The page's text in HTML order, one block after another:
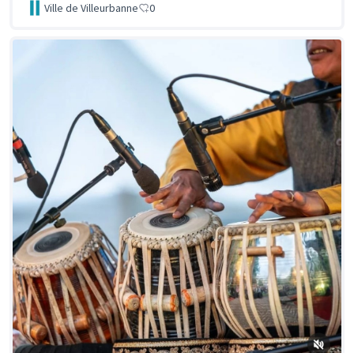
Ville de Villeurbanne 0